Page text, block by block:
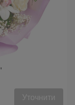
Уточнити